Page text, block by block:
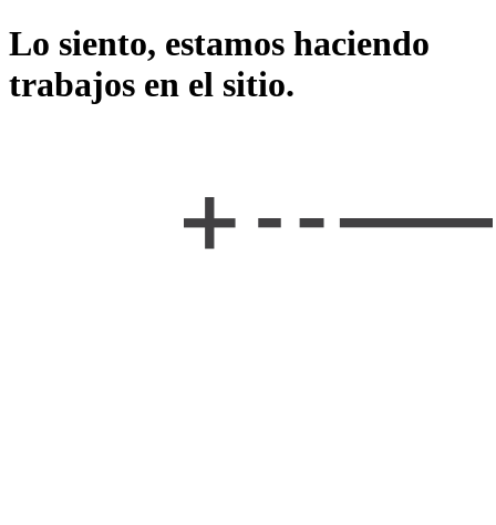
Lo siento, estamos haciendo
trabajos en el sitio.